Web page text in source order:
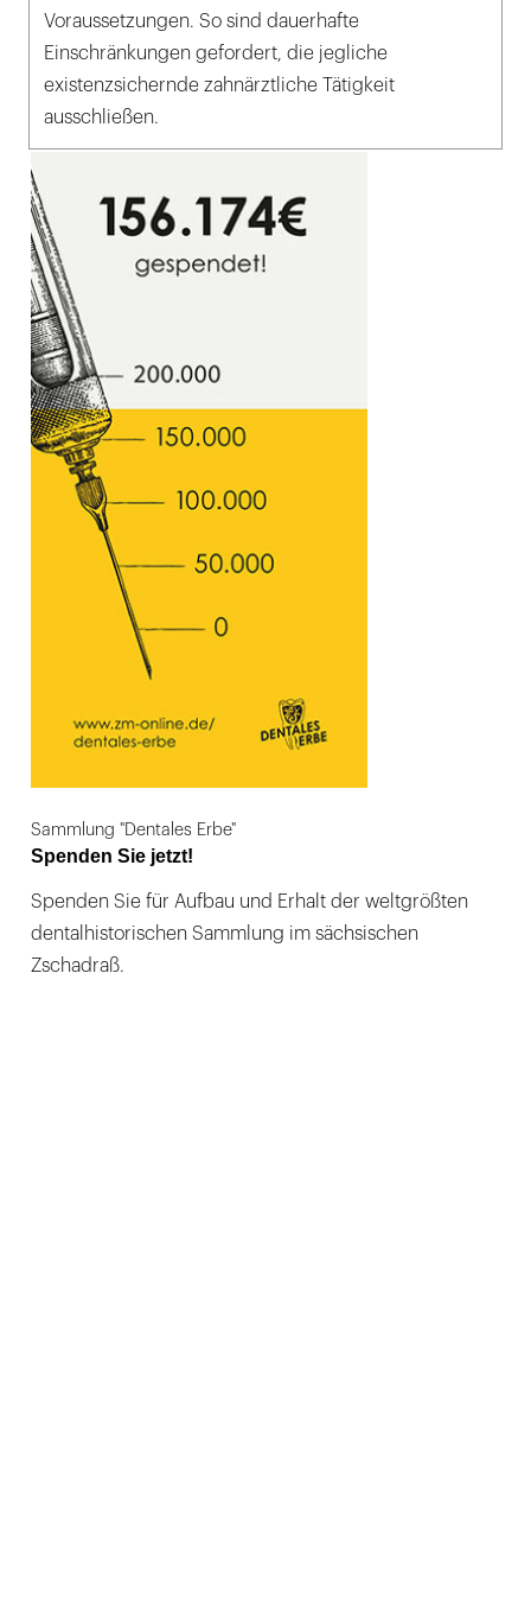
Voraussetzungen. So sind dauerhafte
Einschränkungen gefordert, die jegliche
existenzsichernde zahnärztliche Tätigkeit
ausschließen.
Sammlung "Dentales Erbe"
Spenden Sie jetzt!
Spenden Sie für Aufbau und Erhalt der weltgrößten
dentalhistorischen Sammlung im sächsischen
Zschadraß.